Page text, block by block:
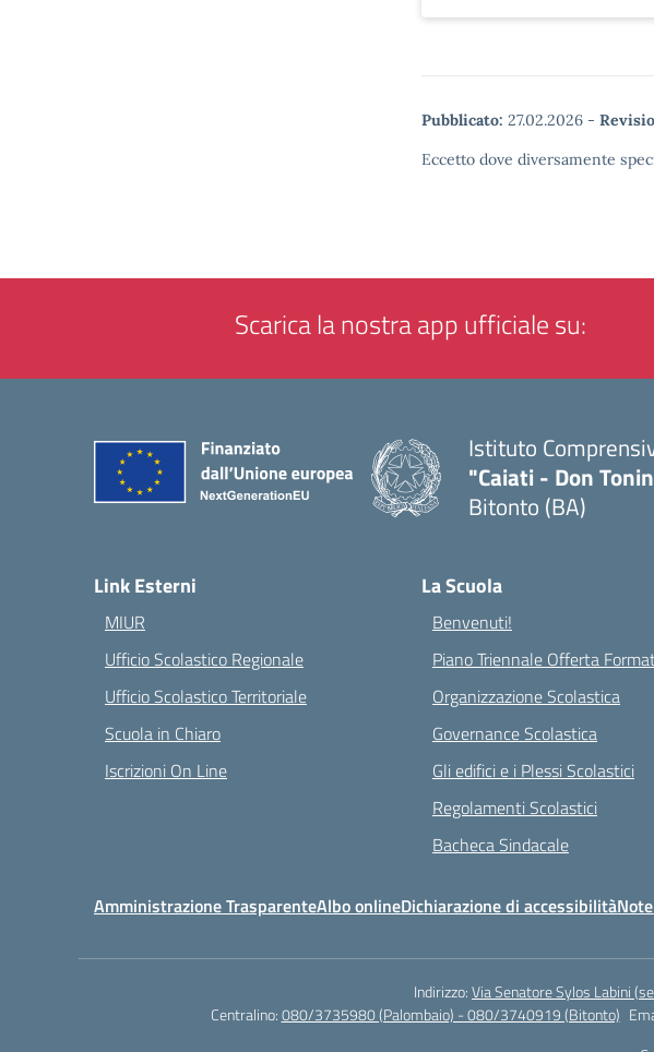
Pubblicato: 27.02.2026 -
Eccetto dove diversamente
Scarica la nostra app ufficiale su:
Istituto
"Caiati - Don
Bitonto (BA)
Link Esterni
MIUR
Ufficio Scolastico Regionale
Ufficio Scolastico Territoriale
Scuola in Chiaro
Iscrizioni On Line
La Scuola
Benvenuti!
Piano Triennale Offerta
Organizzazione Scolastica
Governance Scolastica
Gli edifici e i Plessi Scolastici
Regolamenti Scolastici
Bacheca Sindacale
Amministrazione TrasparenteAlbo onlineDichiarazione di accessibilità
Indirizzo:Via Senatore Sylos Labini
Centralino:080/3735980 (Palombaio) - 080/3740919 (Bitonto)